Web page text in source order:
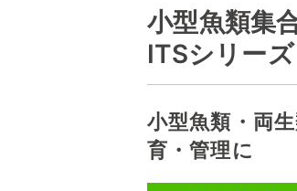
ポンプ
システム
製品の活用分野 一覧
水処理分野
新エネルギー分野
食品分野
事例紹介 一覧
水処理分野
化学分野
ご質問・お問い合わせ
メールでのお問い合わせ
貸出機のご依頼
修理に関するお問い合わ
イワキについて
経営理念
ディスクロージャーポリ
会社概要
沿革
ブログ 気になるイワキ
ポンプの基礎
導入事例
こんなとこ
小型魚類集
ITSシリーズ
小型魚類・両
育・管理に